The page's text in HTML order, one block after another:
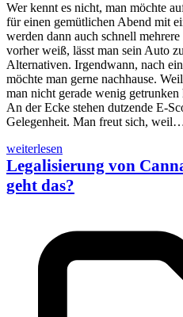
Wer kennt es nicht, man möchte
für einen gemütlichen Abend mit
werden dann auch schnell
vorher weiß, lässt man sein Auto
Alternativen. Irgendwann, nach
möchte man gerne nachhause.
man nicht gerade wenig
An der Ecke stehen dutzende E-
Gelegenheit. Man freut sich,
weiterlesen
Legalisierung von
geht das?